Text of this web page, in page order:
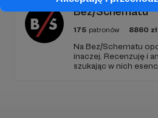
Bez/Schematu
175 patronów 8860 zł
Na Bez/Schematu
inaczej. Recenzuję i
szukając w nich